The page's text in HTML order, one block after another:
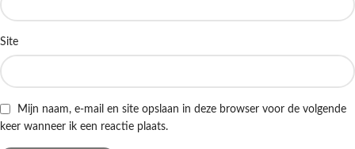
Site
Mijn naam, e-mail en site opslaan in deze browser voor de volgende
keer wanneer ik een reactie plaats.